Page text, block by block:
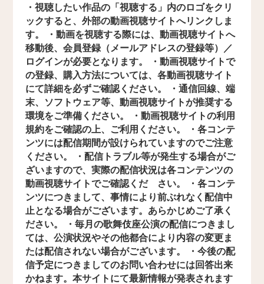
・視聴したい作品の「視聴する」内のロゴをクリ
ックすると、外部の動画視聴サイトへリンクしま
す。 ・動画を視聴する際には、動画視聴サイトへ
移動後、会員登録（メールアドレスの登録等）／
ログインが必要となります。 ・動画視聴サイトで
の登録、購入方法については、各動画視聴サイト
にて詳細を必ずご確認ください。 ・通信回線、端
末、ソフトウェア等、動画視聴サイトが推奨する
環境をご準備ください。 ・動画視聴サイトの利用
規約をご確認の上、ご利用ください。 ・各コンテ
ンツには配信期間が設けられていますのでご注意
ください。 ・配信トラブル等が発生する場合がご
ざいますので、実際の配信状況は各コンテンツの
動画視聴サイトでご確認くだ さい。 ・各コンテ
ンツにつきまして、事情により前ぶれなく配信中
止となる場合がございます。あらかじめご了承く
ださい。 ・毎月の歌舞伎座公演の配信につきまし
ては、公演状況やその他都合により内容の変更ま
たは配信されない場合がございます。 ・今後の配
信予定につきましてのお問い合わせには回答出来
かねます。本サイトにて最新情報が発表されます